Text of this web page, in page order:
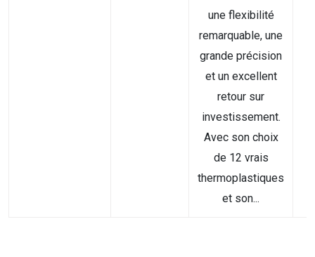
une flexibilité
remarquable, une
grande précision
et un excellent
retour sur
investissement.
Avec son choix
de 12 vrais
thermoplastiques
et son...